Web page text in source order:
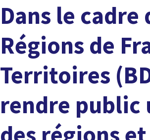
Dans le
Régions de
Territoires
rendre public